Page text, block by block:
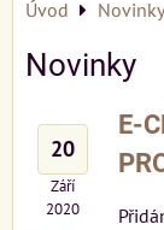
Úvod Novinky
Novinky
20
Září
2020
E-